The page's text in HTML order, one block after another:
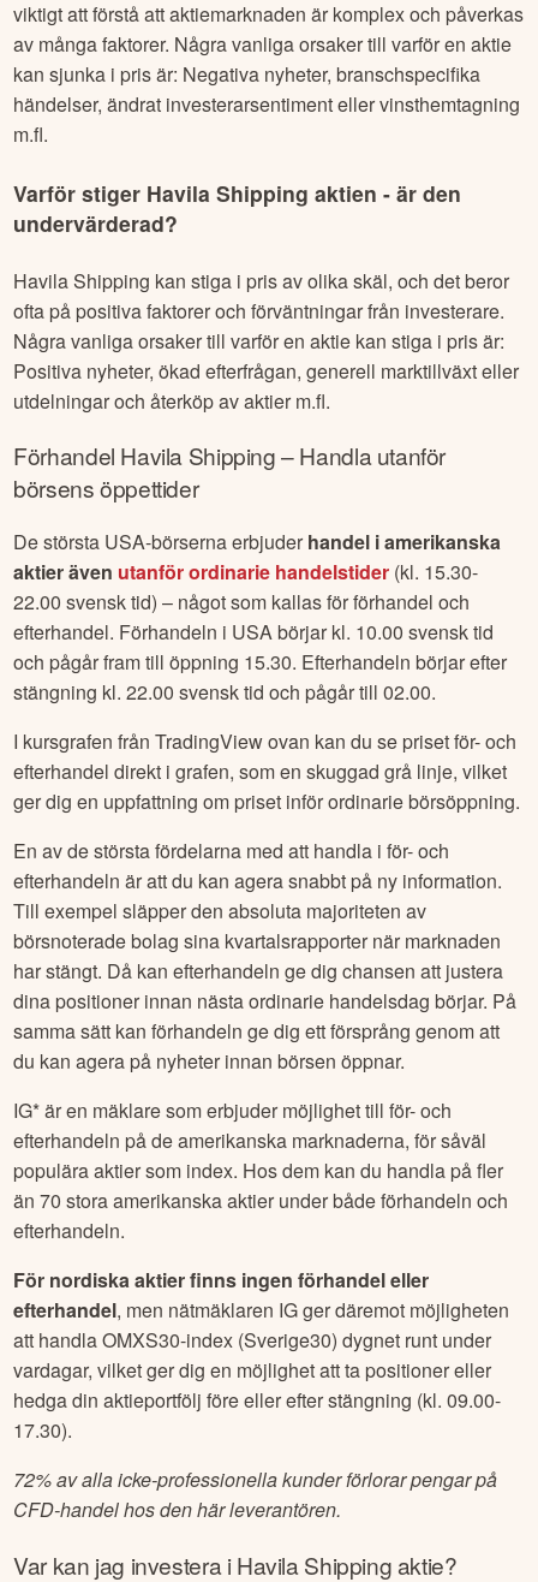
viktigt att förstå att aktiemarknaden är komplex och påverkas
av många faktorer. Några vanliga orsaker till varför en aktie
kan sjunka i pris är: Negativa nyheter, branschspecifika
händelser, ändrat investerarsentiment eller vinsthemtagning
m.fl.
Varför stiger Havila Shipping aktien - är den
undervärderad?
Havila Shipping kan stiga i pris av olika skäl, och det beror
ofta på positiva faktorer och förväntningar från investerare.
Några vanliga orsaker till varför en aktie kan stiga i pris är:
Positiva nyheter, ökad efterfrågan, generell marktillväxt eller
utdelningar och återköp av aktier m.fl.
Förhandel Havila Shipping– Handla utanför
börsens öppettider
De största USA-börserna erbjuder handel i amerikanska
aktier även utanför ordinarie handelstider (kl. 15.30-
22.00 svensk tid) – något som kallas för förhandel och
efterhandel. Förhandeln i USA börjar kl. 10.00 svensk tid
och pågår fram till öppning 15.30. Efterhandeln börjar efter
stängning kl. 22.00 svensk tid och pågår till 02.00.
I kursgrafen från TradingView ovan kan du se priset för- och
efterhandel direkt i grafen, som en skuggad grå linje, vilket
ger dig en uppfattning om priset inför ordinarie börsöppning.
En av de största fördelarna med att handla i för- och
efterhandeln är att du kan agera snabbt på ny information.
Till exempel släpper den absoluta majoriteten av
börsnoterade bolag sina kvartalsrapporter när marknaden
har stängt. Då kan efterhandeln ge dig chansen att justera
dina positioner innan nästa ordinarie handelsdag börjar. På
samma sätt kan förhandeln ge dig ett försprång genom att
du kan agera på nyheter innan börsen öppnar.
IG* är en mäklare som erbjuder möjlighet till för- och
efterhandeln på de amerikanska marknaderna, för såväl
populära aktier som index. Hos dem kan du handla på fler
än 70 stora amerikanska aktier under både förhandeln och
efterhandeln.
För nordiska aktier finns ingen förhandel eller
efterhandel, men nätmäklaren IG ger däremot möjligheten
att handla OMXS30-index (Sverige30) dygnet runt under
vardagar, vilket ger dig en möjlighet att ta positioner eller
hedga din aktieportfölj före eller efter stängning (kl. 09.00-
17.30).
72% av alla icke-professionella kunder förlorar pengar på
CFD-handel hos den här leverantören.
Var kan jag investera iHavila Shippingaktie?